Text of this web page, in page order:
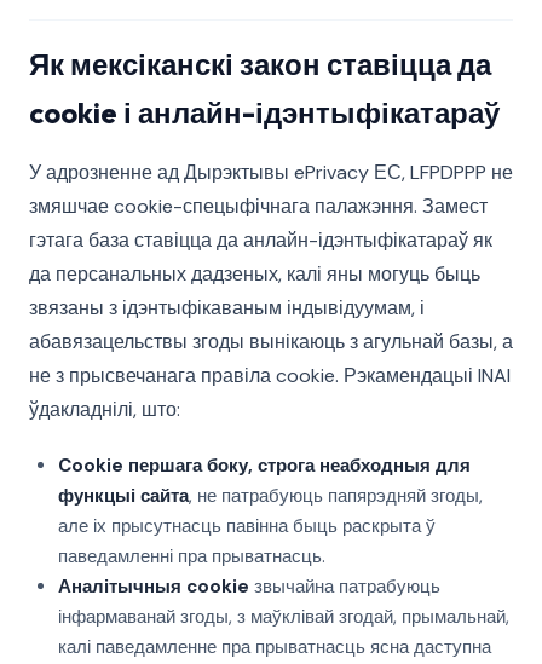
Як мексіканскі закон ставіцца да
cookie і анлайн-ідэнтыфікатараў
У адрозненне ад Дырэктывы ePrivacy ЕС, LFPDPPP не
змяшчае cookie-спецыфічнага палажэння. Замест
гэтага база ставіцца да анлайн-ідэнтыфікатараў як
да персанальных дадзеных, калі яны могуць быць
звязаны з ідэнтыфікаваным індывідуумам, і
абавязацельствы згоды вынікаюць з агульнай базы, а
не з прысвечанага правіла cookie. Рэкамендацыі INAI
ўдакладнілі, што:
Cookie першага боку, строга неабходныя для
функцыі сайта, не патрабуюць папярэдняй згоды,
але іх прысутнасць павінна быць раскрыта ў
паведамленні пра прыватнасць.
Аналітычныя cookie звычайна патрабуюць
інфармаванай згоды, з маўклівай згодай, прымальнай,
калі паведамленне пра прыватнасць ясна даступна